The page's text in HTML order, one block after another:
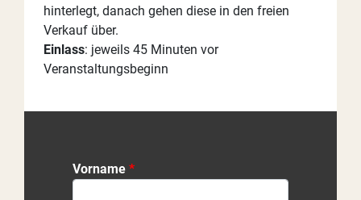
hinterlegt, danach gehen diese in den freien
Verkauf über.
Einlass: jeweils 45 Minuten vor
Veranstaltungsbeginn
Vorname